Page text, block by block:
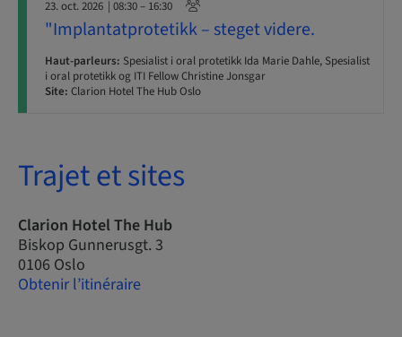
23. oct. 2026 | 08:30 – 16:30
"Implantatprotetikk – steget videre.
Haut-parleurs: Spesialist i oral protetikk Ida Marie Dahle, Spesialist
i oral protetikk og ITI Fellow Christine Jonsgar
Site: Clarion Hotel The Hub Oslo
Trajet et sites
Clarion Hotel The Hub
Biskop Gunnerusgt. 3
0106 Oslo
Obtenir l’itinéraire